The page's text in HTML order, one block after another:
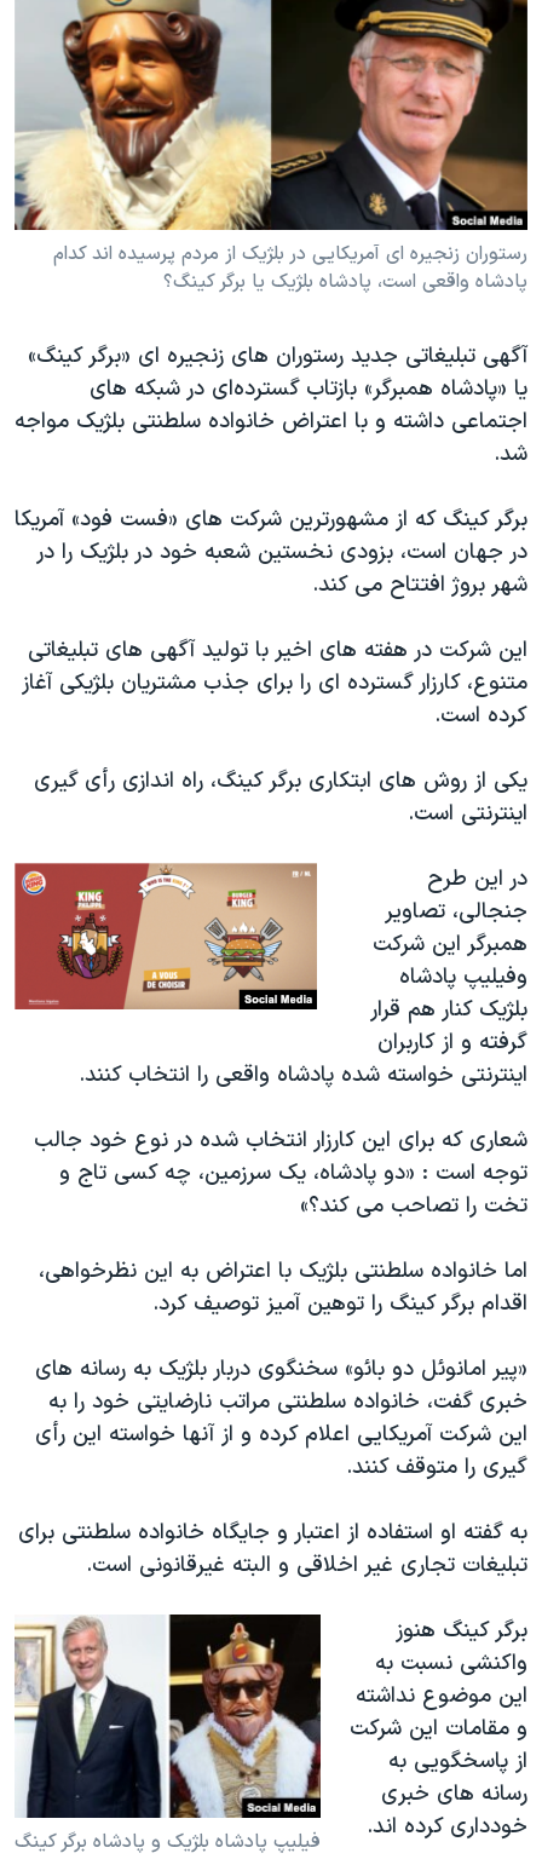
فرهنگ و زندگی
حقوق شهروندی
اقتصادی
علم و فناوری
اسرائیل در جنگ
آرشیو پخش زنده
مستندها
انتخابات ریاست جمهوری آمریکا ۲۰۲۴
حمله جمهوری اسلامی به اسرائیل
رمز مهسا
ورزش زنان در ایران
اعتراضات زن، زندگی، آزادی
مجموعه مستندهای دادخواهی
دادگاه حمید نوری
چهل سال گروگان‌گیری
قانون شفافیت دارائی کادر رهبری ایران
اسرائیل در جنگ
نرگس محمدی برنده جایزه نوبل صلح
صفحه‌های ویژه
سفر پرزیدنت ترامپ به چین
دنبال کنید
زبانهای مختلف
رستوران زنجیره ای آمریکایی در بلژیک از مردم پرسیده اند کدام
پادشاه واقعی است، پادشاه بلژیک یا برگر کینگ؟
آگهی تبلیغاتی جدید رستوران های زنجیره ای «برگر کینگ»
یا «پادشاه همبرگر» بازتاب گسترده‌ای در شبکه های
اجتماعی داشته و با اعتراض خانواده سلطنتی بلژیک مواجه
شد.
برگر کینگ که از مشهورترین شرکت های «فست فود» آمریکا
در جهان است، بزودی نخستین شعبه خود در بلژیک را در
شهر بروژ افتتاح می کند.
این شرکت در هفته های اخیر با تولید آگهی های تبلیغاتی
متنوع، کارزار گسترده ای را برای جذب مشتریان بلژیکی آغاز
کرده است.
یکی از روش های ابتکاری برگر کینگ، راه اندازی رأی گیری
اینترنتی است.
در این طرح
جنجالی، تصاویر
همبرگر این شرکت
وفیلیپ پادشاه
بلژیک کنار هم قرار
گرفته و از کاربران
اینترنتی خواسته شده پادشاه واقعی را انتخاب کنند.
شعاری که برای این کارزار انتخاب شده در نوع خود جالب
توجه است : «دو پادشاه، یک سرزمین، چه کسی تاج و
تخت را تصاحب می کند؟»
اما خانواده سلطنتی بلژیک با اعتراض به این نظرخواهی،
اقدام برگر کینگ را توهین آمیز توصیف کرد.
«پیر امانوئل دو بائو» سخنگوی دربار بلژیک به رسانه های
خبری گفت، خانواده سلطنتی مراتب نارضایتی خود را به
این شرکت آمریکایی اعلام کرده و از آنها خواسته این رأی
گیری را متوقف کنند.
به گفته او استفاده از اعتبار و جایگاه خانواده سلطنتی برای
تبلیغات تجاری غیر اخلاقی و البته غیرقانونی است.
فیلیپ پادشاه بلژیک و پادشاه برگر کینگ
برگر کینگ هنوز
واکنشی نسبت به
این موضوع نداشته
و مقامات این شرکت
از پاسخگویی به
رسانه های خبری
خودداری کرده اند.